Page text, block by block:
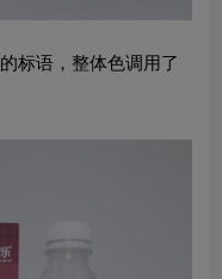
标语，整体色调用了